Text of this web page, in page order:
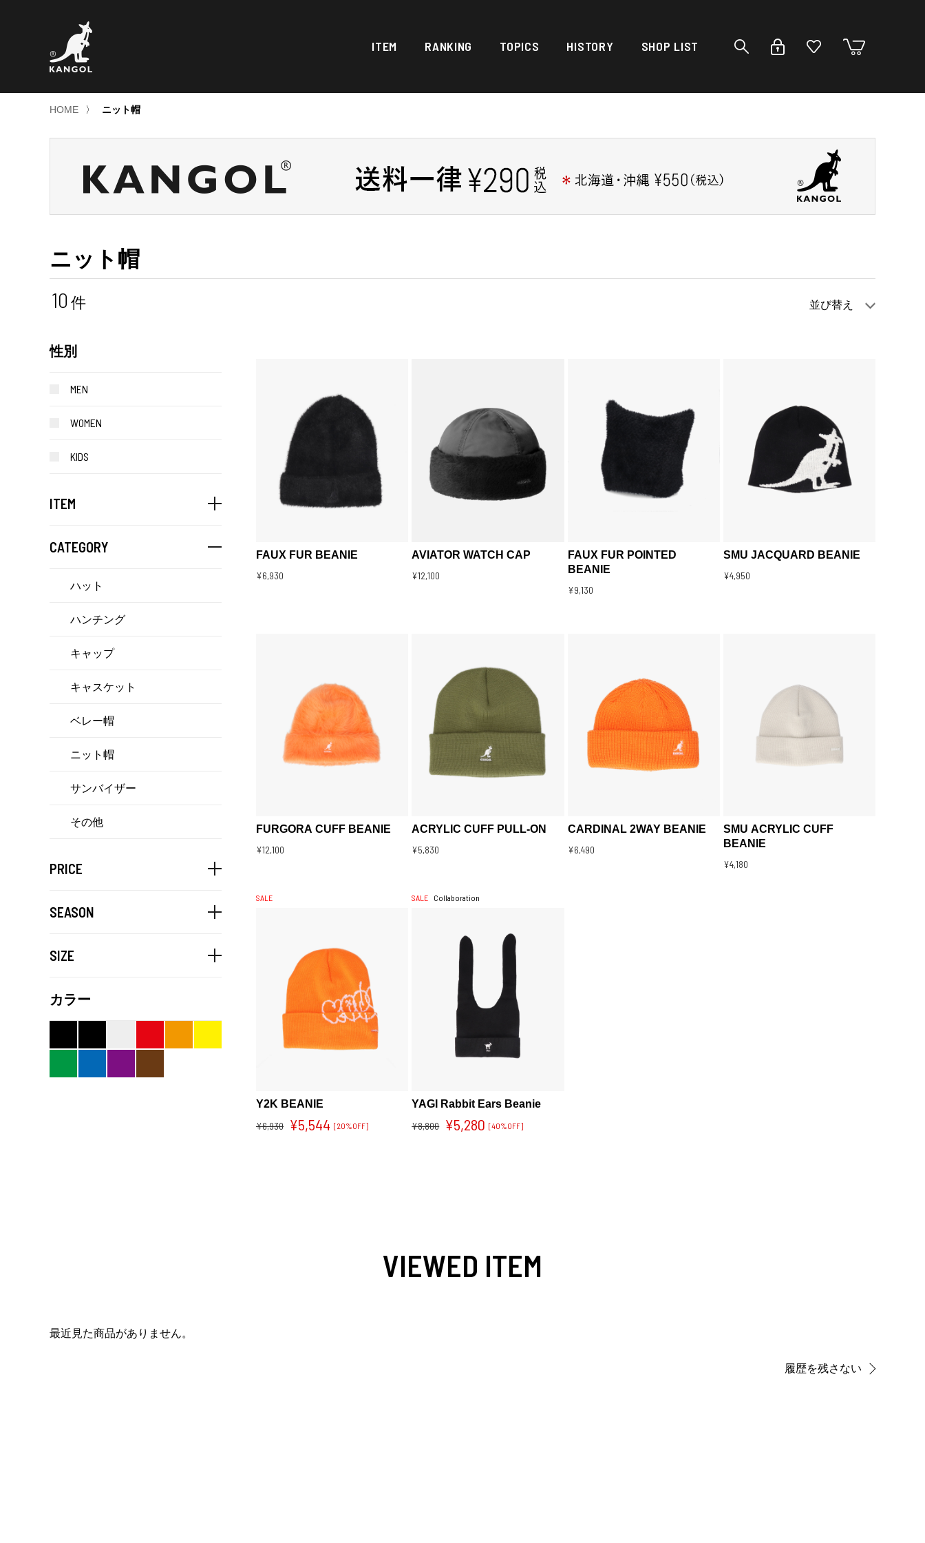
ITEM RANKING TOPICS HISTORY SHOP LIST
HOME 〉 ニット帽
ニット帽
並び替え
10 件
性別
MEN
WOMEN
KIDS
ITEM
CATEGORY
ハット
ハンチング
キャップ
キャスケット
ベレー帽
ニット帽
サンバイザー
その他
PRICE
SEASON
SIZE
カラー
FAUX FUR BEANIE
¥6,930
AVIATOR WATCH CAP
¥12,100
FAUX FUR POINTED
BEANIE
¥9,130
SMU JACQUARD BEANIE
¥4,950
FURGORA CUFF BEANIE
¥12,100
ACRYLIC CUFF PULL-ON
¥5,830
CARDINAL 2WAY BEANIE
¥6,490
SMU ACRYLIC CUFF
BEANIE
¥4,180
SALE
Y2K BEANIE
¥6,930 ¥5,544 [20%OFF]
SALE Collaboration
YAGI Rabbit Ears Beanie
¥8,800 ¥5,280 [40%OFF]
VIEWED ITEM
最近見た商品がありません。
履歴を残さない